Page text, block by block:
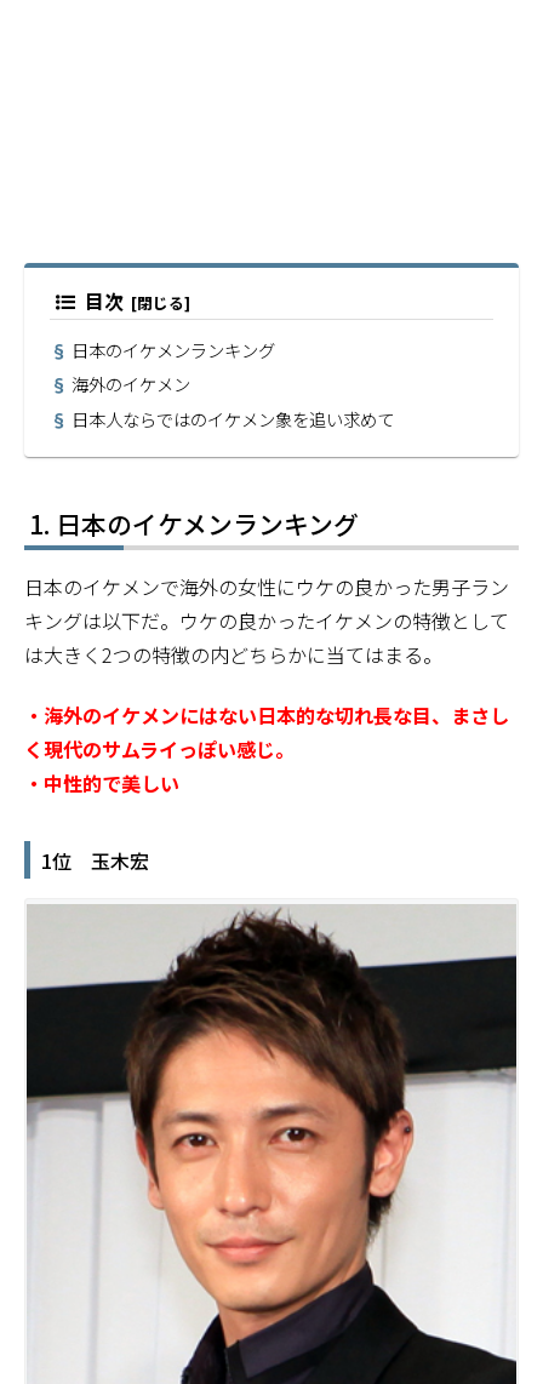
目次
日本のイケメンランキング
海外のイケメン
日本人ならではのイケメン象を追い求めて
日本のイケメンランキング
日本のイケメンで海外の女性にウケの良かった男子ラン
キングは以下だ。ウケの良かったイケメンの特徴として
は大きく2つの特徴の内どちらかに当てはまる。
・海外のイケメンにはない日本的な切れ長な目、まさし
く現代のサムライっぽい感じ。
・中性的で美しい
1位 玉木宏